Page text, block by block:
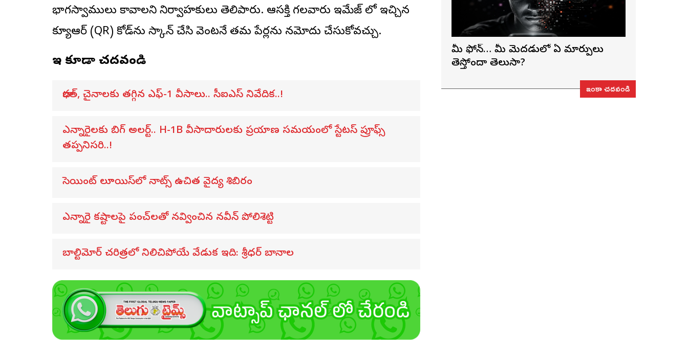
భాగస్వాములు కావాలని నిర్వాహకులు తెలిపారు. ఆసక్తి గలవారు ఇమేజ్ లో ఇచ్చిన
క్యూఆర్ (QR) కోడ్‌ను స్కాన్ చేసి వెంటనే తమ పేర్లను నమోదు చేసుకోవచ్చు.
ఇవి కూడా చదవండి
భారత్, చైనాలకు తగ్గిన ఎఫ్-1 వీసాలు.. సీఐఎస్ నివేదిక..!
ఎన్నారైలకు బిగ్ అలర్ట్.. H-1B వీసాదారులకు ప్రయాణ సమయంలో స్టేటస్ ప్రూఫ్స్
తప్పనిసరి..!
సెయింట్ లూయిస్‌లో నాట్స్ ఉచిత వైద్య శిబిరం
ఎన్నారై కష్టాలపై పంచ్‌లతో నవ్వించిన నవీన్ పోలిశెట్టి
బాల్టిమోర్ చరిత్రలో నిలిచిపోయే వేడుక ఇది: శ్రీధర్ బానాల
మీ ఫోన్… మీ మెదడులో ఏ మార్పులు
తెస్తోందా తెలుసా?
ఇంకా చదవండి